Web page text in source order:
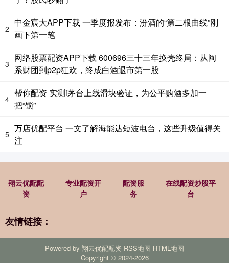
2
中金宸大APP下载 一季度报发布：汾酒的“第二根曲线”刚
画下第一笔
3
网络股票配资APP下载 600696三十三年换壳终局：从闽
系财团到p2p狂欢，终成白酒退市第一股
4
帮你配资 实测i茅台上线滑块验证，为公平购酒多加一
把“锁”
5
万店优配平台 一文了解海能达短波电台，这些升级值得关
注
翔云优配配
资
专业配资开
户
配资服
务
在线配资炒股平
台
友情链接：
Powered by 翔云优配配资 RSS地图 HTML地图
Copyright © 2024-2026